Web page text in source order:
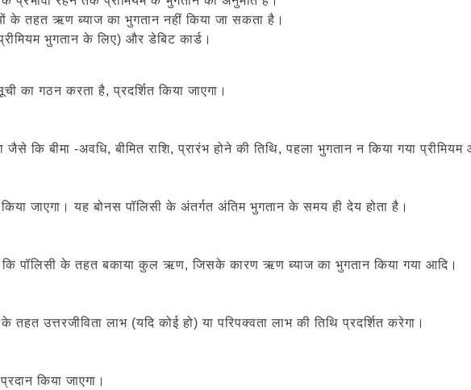
के तहत ऋण ब्याज का भुगतान नहीं किया जा सकता है।
भुगतान के लिए) और डेबिट कार्ड।
का गठन करता है, प्रदर्शित किया जाएगा।
जैसे कि बीमा -अवधि, बीमित राशि, प्रारंभ होने की तिथि, पहला भुगतान न किया गया
जाएगा। यह बोनस पॉलिसी के अंतर्गत अंतिम भुगतान के समय ही देय होता है।
कि पॉलिसी के तहत बकाया कुल ऋण, जिसके कारण ऋण ब्याज का भुगतान किया गया आदि।
तहत उत्तरजीविता लाभ (यदि कोई हो) या परिपक्वता लाभ की तिथि प्रदर्शित करेगा।
किया जाएगा।